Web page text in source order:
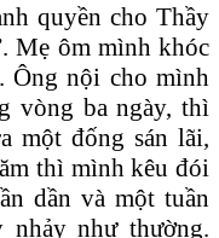
quyền cho Thầy
Mẹ ôm mình khóc
Ông nội cho mình
vòng ba ngày, thì
một đống sán lãi,
thì mình kêu đói
dần và một tuần
nhảy như thường.